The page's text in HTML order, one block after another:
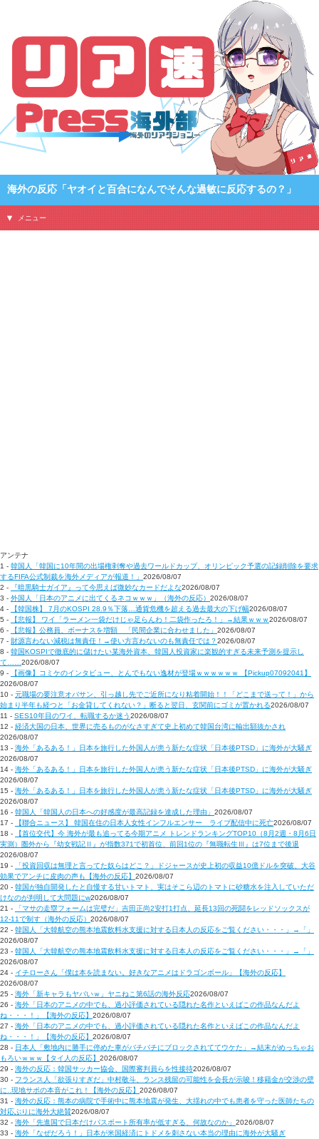
海外の反応「ヤオイと百合になんでそんな過敏に反応するの？」
メニュー
アンテナ
1 - 韓国人「韓国に10年間の出場権剥奪や過去ワールドカップ、オリンピック予選の記録削除を要求
するFIFA公式制裁を海外メディアが報道！」 2026/08/07
2 -
『暗黒騎士ガイア』って今思えば微妙なカードだよな2026/08/07
3 - 外国人「日本のアニメに出てくるネコｗｗｗ」（海外の反応） 2026/08/07
4 -
【韓国株】 7月のKOSPI 28.9％下落…通貨危機を超える過去最大の下げ幅2026/08/07
5 -
【悲報】 ワイ「ラーメン一袋だけじゃ足らんわ！二袋作ったろ！」→結果ｗｗｗ2026/08/07
6 -
【悲報】公務員、ボーナスを増額 「民間企業に合わせました」 2026/08/07
7 - 財源言わない減税は無責任！→使い方言わないのも無責任では？2026/08/07
8 - 韓国KOSPIで徹底的に儲けたい某海外資本、韓国人投資家に楽観的すぎる未来予測を提示し
て……2026/08/07
9 -
【画像】コミケのインタビュー、とんでもない逸材が登場ｗｗｗｗｗｗ 【Pickup07092041】
2026/08/07
10 - 元職場の要注意オバサン、引っ越し先でご近所になり粘着開始！！「どこまで送って！」から
始まり半年も経つと「お金貸してくれない？」断ると翌日、玄関前にゴミが置かれる2026/08/07
11 - SES10年目のワイ、転職するか迷う2026/08/07
12 - 経済大国の日本、世界に売るものがなさすぎて史上初めて韓国台湾に輸出額抜かされ
2026/08/07
13 - 海外「あるある！」日本を旅行した外国人が患う新たな症状「日本後PTSD」に海外が大騒ぎ
2026/08/07
14 - 海外「あるある！」日本を旅行した外国人が患う新たな症状「日本後PTSD」に海外が大騒ぎ
2026/08/07
15 - 海外「あるある！」日本を旅行した外国人が患う新たな症状「日本後PTSD」に海外が大騒ぎ
2026/08/07
16 - 韓国人「韓国人の日本への好感度が最高記録を達成した理由」 2026/08/07
17 -
【聯合ニュース】 韓国在住の日本人女性インフルエンサー ライブ配信中に死亡2026/08/07
18 -
【首位交代】今 海外が最も追ってる今期アニメ トレンドランキングTOP10（8月2週・8月6日
実測）圏外から『幼女戦記Ⅱ』が指数371で初首位、前回1位の『無職転生Ⅲ』は7位まで後退
2026/08/07
19 -
「投資回収は無理と言ってた奴らはどこ？」ドジャースが史上初の収益10億ドルを突破、大谷
効果でアンチに皮肉の声も【海外の反応】 2026/08/07
20 - 韓国が独自開発したと自慢する甘いトマト、実はそこら辺のトマトに砂糖水を注入していただ
けなのが判明して大問題にw2026/08/07
21 -
「マサの走塁フォームは完璧だ」吉田正尚2安打1打点、延長13回の死闘をレッドソックスが
12-11で制す（海外の反応） 2026/08/07
22 - 韓国人「大韓航空の熊本地震飲料水支援に対する日本人の反応をご覧ください・・・」→「」
2026/08/07
23 - 韓国人「大韓航空の熊本地震飲料水支援に対する日本人の反応をご覧ください・・・」→「」
2026/08/07
24 - イチローさん「僕は本を読まない。好きなアニメはドラゴンボール」【海外の反応】
2026/08/07
25 - 海外「新キャラもヤバいｗ」ヤニねこ第6話の海外反応2026/08/07
26 - 海外「日本のアニメの中でも、過小評価されている隠れた名作といえばこの作品なんだよ
ね・・・！」【海外の反応】 2026/08/07
27 - 海外「日本のアニメの中でも、過小評価されている隠れた名作といえばこの作品なんだよ
ね・・・！」【海外の反応】 2026/08/07
28 - 日本人「敷地内に勝手に停めた車がバチバチにブロックされててウケた」→結末がめっちゃお
もろいｗｗｗ【タイ人の反応】 2026/08/07
29 - 海外の反応：韓国サッカー協会、国際審判員らを性接待2026/08/07
30 - フランス人「欲張りすぎだ」中村敬斗、ランス残留の可能性を会長が示唆！移籍金が交渉の壁
に..現地サポの本音がこれ！【海外の反応】 2026/08/07
31 - 海外の反応：熊本の病院で手術中に熊本地震が発生、大揺れの中でも患者を守った医師たちの
対応ぶりに海外大絶賛2026/08/07
32 - 海外「先進国で日本だけパスポート所有率が低すぎる、何故なのか」 2026/08/07
33 - 海外「なぜだろう！」日本が米国経済にトドメを刺さない本当の理由に海外が大騒ぎ